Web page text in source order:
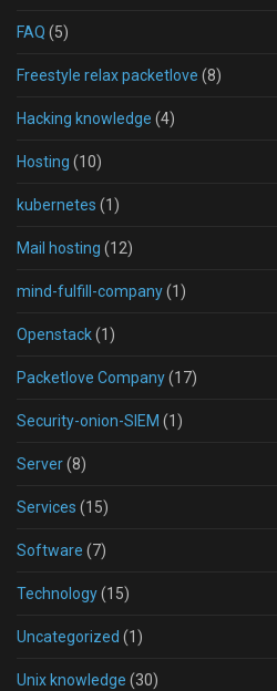
FAQ (5)
Freestyle relax packetlove (8)
Hacking knowledge (4)
Hosting (10)
kubernetes (1)
Mail hosting (12)
mind-fulfill-company(1)
Openstack(1)
Packetlove Company(17)
Security-onion-SIEM (1)
Server(8)
Services (15)
Software (7)
Technology(15)
Uncategorized (1)
Unix knowledge (30)